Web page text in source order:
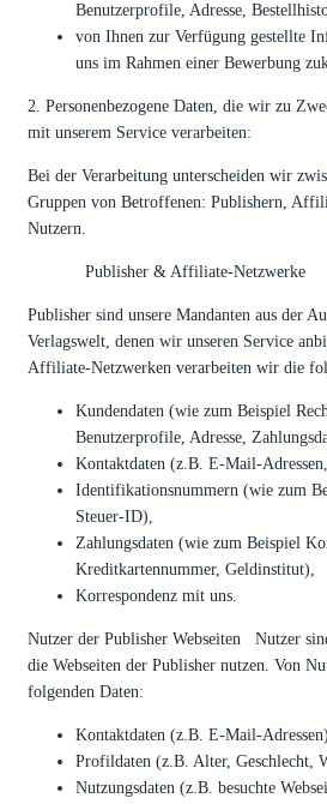
Benutzerprofile, Adresse,
von Ihnen zur Verfügung gestellte
uns im Rahmen einer Bewerbung
2. Personenbezogene Daten, die wir zu
mit unserem Service verarbeiten:
Bei der Verarbeitung unterscheiden wir
Gruppen von Betroffenen: Publishern,
Nutzern.
Publisher & Affiliate-Netzwerke
Publisher sind unsere Mandanten aus der
Verlagswelt, denen wir unseren Service
Affiliate-Netzwerken verarbeiten wir die
Kundendaten (wie zum Beispiel
Benutzerprofile, Adresse,
Kontaktdaten (z.B. E-Mail-
Identifikationsnummern (wie zum
Steuer-ID),
Zahlungsdaten (wie zum Beispiel
Kreditkartennummer, Geldinstitut),
Korrespondenz mit uns.
Nutzer der Publisher Webseiten Nutzer
die Webseiten der Publisher nutzen. Von
folgenden Daten:
Kontaktdaten (z.B. E-Mail-Adressen)
Profildaten (z.B. Alter, Geschlecht,
Nutzungsdaten (z.B. besuchte